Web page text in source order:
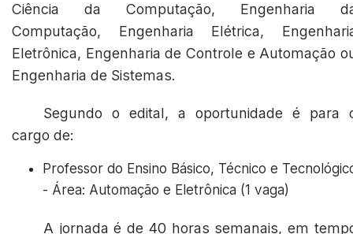
Ciência da Computação, Engenharia
Computação, Engenharia Elétrica,
Eletrônica, Engenharia de Controle e Automação
Engenharia de Sistemas.
Segundo o edital, a oportunidade é para
cargo de:
Professor do Ensino Básico, Técnico e
- Área: Automação e Eletrônica (1 vaga)
A jornada é de 40 horas semanais, em